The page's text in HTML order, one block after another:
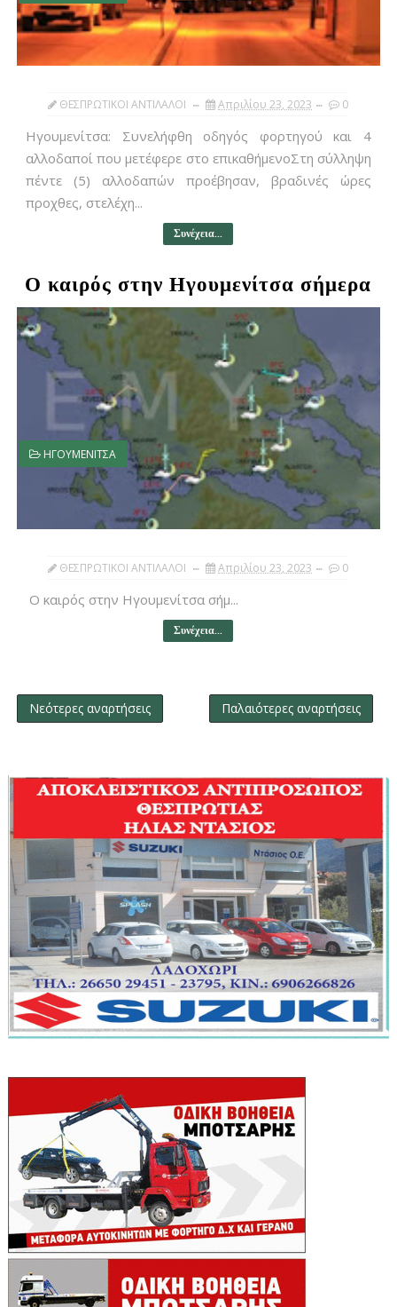
ΘΕΣΠΡΩΤΙΚΟΙ ΑΝΤΙΛΑΛΟΙ Απριλίου 23, 2023 0
Ηγουμενίτσα: Συνελήφθη οδηγός φορτηγού και 4
αλλοδαποί που μετέφερε στο επικαθήμενοΣτη σύλληψη
πέντε (5) αλλοδαπών προέβησαν, βραδινές ώρες
προχθες, στελέχη...
Συνέχεια...
Ο καιρός στην Ηγουμενίτσα σήμερα
ΗΓΟΥΜΕΝΙΤΣΑ
ΘΕΣΠΡΩΤΙΚΟΙ ΑΝΤΙΛΑΛΟΙ Απριλίου 23, 2023 0
Ο καιρός στην Ηγουμενίτσα σήμ...
Συνέχεια...
Νεότερες αναρτήσεις Παλαιότερες αναρτήσεις